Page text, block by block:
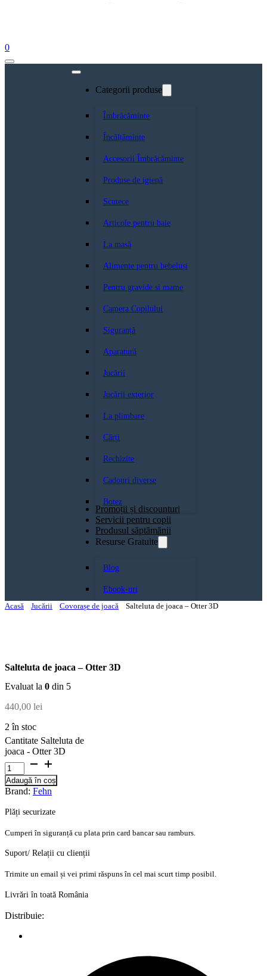
0
Categorii produse
Îmbrăcăminte
Încălțăminte
Accesorii Îmbrăcăminte
Produse de igienă
Scutece
Articole pentru baie
La masă
Alimente pentru bebeluși
Pentru gravide si mame
Camera Copilului
Siguranță
Aparatură
Jucării
Jucării exterior
La plimbare
Cărți
Rechizite
Cadouri diverse
Botez
Promoții și discounturi
Servicii pentru copii
Produsul săptămănii
Resurse Gratuite
Blog
Ebook-uri
Acasă
Jucării Covorașe de joacă Salteluta de joaca – Otter 3D
Salteluta de joaca – Otter 3D
Evaluat la 0 din 5
440,00 lei
2 în stoc
Cantitate Salteluta de
joaca - Otter 3D
Adaugă în coș
Brand: Fehn
Plăți securizate
Cumperi în siguranță cu plata prin card bancar sau ramburs.
Suport/ Relații cu clienții
Trimite un email și vei primi răspuns în cel mai scurt timp posibil.
Livrări în toată România
Distribuie: